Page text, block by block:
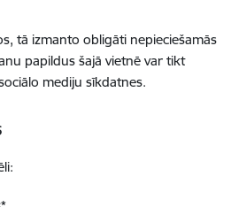
tā izmanto obligāti nepieciešamās
papildus šajā vietnē var tikt
mediju sīkdatnes.